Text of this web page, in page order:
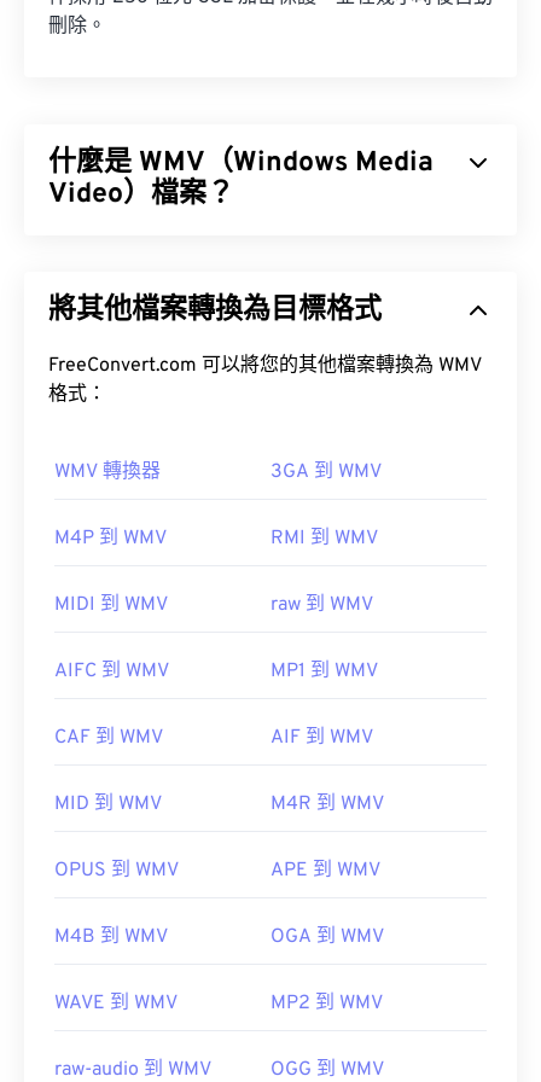
刪除。
什麼是 WMV（Windows Media
Video）檔案？
產生易於管理且能保持視訊品質的檔案。 WMV 檔案
格式中。
如何開啟 WMV 檔案？
ASF）檔案。
WMV 也很容易轉換為其他影片檔案格式。但是，請
HandBrake
初始發佈時間：
相關連結：
https://en.wikipedia.org/wiki/
將其他檔案轉換為目標格式
FreeConvert.com 可以將您的其他檔案轉換為 WMV
格式：
WMV 轉換器 3GA 到 WMV
M4P 到 WMV RMI 到 WMV
MIDI 到 WMV raw 到 WMV
AIFC 到 WMV MP1 到 WMV
CAF 到 WMV AIF 到 WMV
MID 到 WMV M4R 到 WMV
OPUS 到 WMV APE 到 WMV
M4B 到 WMV OGA 到 WMV
WAVE 到 WMV MP2 到 WMV
raw-audio 到 WMV OGG 到 WMV